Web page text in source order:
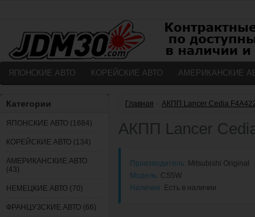
ЯПОНСКИЕ АВТО КОРЕЙСКИЕ АВТО АМЕРИКАНСКИЕ
Категории
ЯПОНСКИЕ АВТО (1684)
КОРЕЙСКИЕ АВТО (134)
АМЕРИКАНСКИЕ АВТО
(43)
НЕМЕЦКИЕ АВТО (70)
ФРАНЦУЗСКИЕ АВТО (66)
Главная АКПП Lancer Cedia
АКПП Lancer
Производитель: Mitsubishi Original
Модель: CS5W
Наличие: Есть в наличии